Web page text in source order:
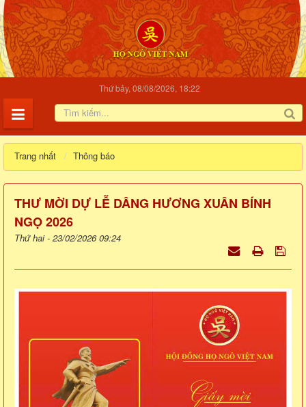
Thứ bảy, 08/08/2026, 18:22
Trang nhất Thông báo
THƯ MỜI DỰ LỄ DÂNG HƯƠNG XUÂN BÍNH
NGỌ 2026
Thứ hai - 23/02/2026 09:24